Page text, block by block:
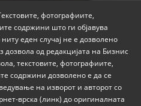
фотографиите,
содржини што ги објавува
еден случај не е дозволено
од редакцијата на Бизнис
текстовите, фотографиите,
содржини дозволено е да се
на изворот и авторот со
врска (линк) до оригиналната